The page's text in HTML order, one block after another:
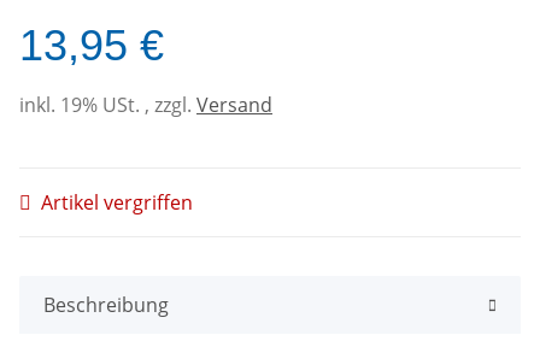
13,95 €
inkl. 19% USt. , zzgl. Versand
Artikel vergriffen
Beschreibung